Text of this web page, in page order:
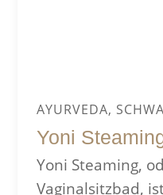
AYURVEDA,
Yoni
Yoni Steaming,
Vaginalsitzbad,